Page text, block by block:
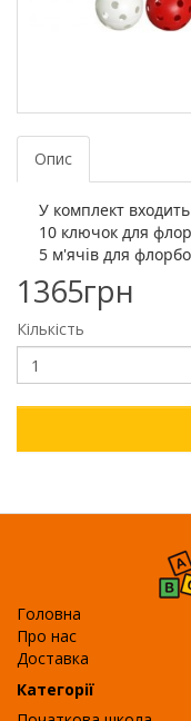
Опис
У комплект
10 ключок для
5 м'ячів для
1365грн
Кількість
Головна
Про нас
Доставка
Категорії